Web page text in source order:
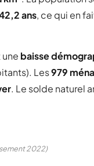
ans, ce qui en
baisse
Les979
. Le solde naturel
2022)